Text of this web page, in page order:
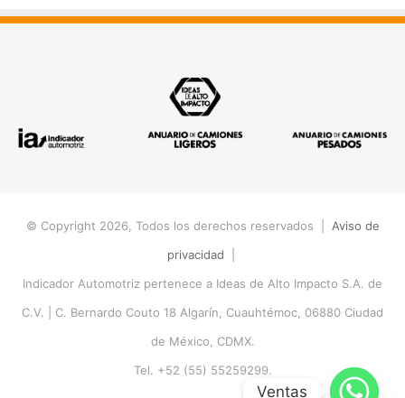
© Copyright 2026, Todos los derechos reservados | Aviso de
privacidad
Indicador Automotriz pertenece a Ideas de Alto Impacto S.A. de
C.V. | C. Bernardo Couto 18 Algarín, Cuauhtémoc, 06880 Ciudad
de México, CDMX.
Tel. +52 (55) 55259299.
Ventas